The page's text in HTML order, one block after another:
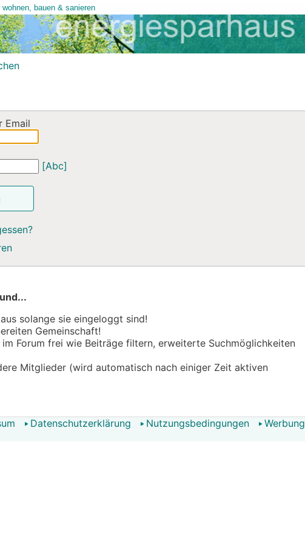
Email
[Abc]
solange sie eingeloggt sind!
Gemeinschaft!
Forum frei wie Beiträge filtern, erweiterte Suchmöglichkeiten
Mitglieder (wird automatisch nach einiger Zeit aktiven
Datenschutzerklärung Nutzungsbedingungen Werbung